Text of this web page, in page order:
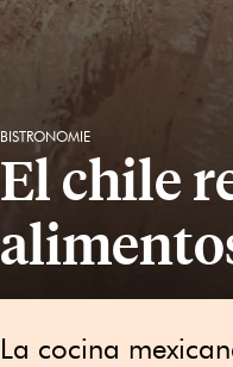
BISTRONOMIE
El chile
La cocina